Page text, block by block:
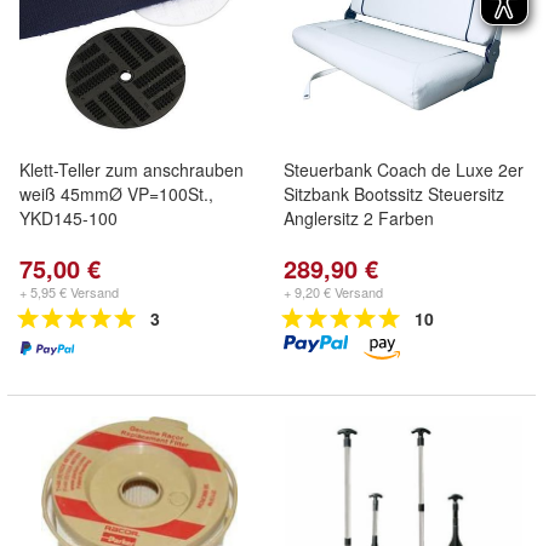
Klett-Teller zum anschrauben
weiß 45mmØ VP=100St.,
YKD145-100
75,00 €
+ 5,95 € Versand
3
Steuerbank Coach de Luxe 2er
Sitzbank Bootssitz Steuersitz
Anglersitz 2 Farben
289,90 €
+ 9,20 € Versand
10